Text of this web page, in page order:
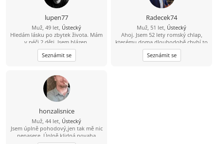
lupen77
Muž, 49 let, Ústecký
Hledám lásku po zbytek života. Mám
v péči 2 děti. Jsem blázen.
Seznámit se
Radecek74
Muž, 51 let, Ústecký
Ahoj. Jsem 52 lety romský chlap,
kterému doma dlouhodobě chybí to
nejdůležitější – obyčejné lidské
objetí, opora, porozumění a
intimita. Na nic si nehraju a nechci
Seznámit se
honzalisnice
Muž, 44 let, Ústecký
Jsem úplně pohodový,jen tak mě nic
nenasere. Úplně klidná povaha